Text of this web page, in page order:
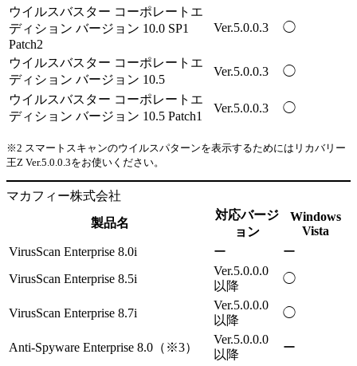
ウイルスバスター コーポレートエ
ディション バージョン 10.0 SP1
Patch2
Ver.5.0.0.3 ◯
ウイルスバスター コーポレートエ
ディション バージョン 10.5
Ver.5.0.0.3 ◯
ウイルスバスター コーポレートエ
ディション バージョン 10.5 Patch1
Ver.5.0.0.3 ◯
※2 スマートスキャンのウイルスパターンを表示するためにはリカバリー
王Z Ver.5.0.0.3をお使いください。
マカフィー株式会社
製品名
対応バージ
ョン
Windows
Vista
VirusScan Enterprise 8.0i
ー
ー
VirusScan Enterprise 8.5i
Ver.5.0.0.0
以降
◯
VirusScan Enterprise 8.7i
Ver.5.0.0.0
以降
◯
Anti-Spyware Enterprise 8.0（※3）
Ver.5.0.0.0
以降
ー